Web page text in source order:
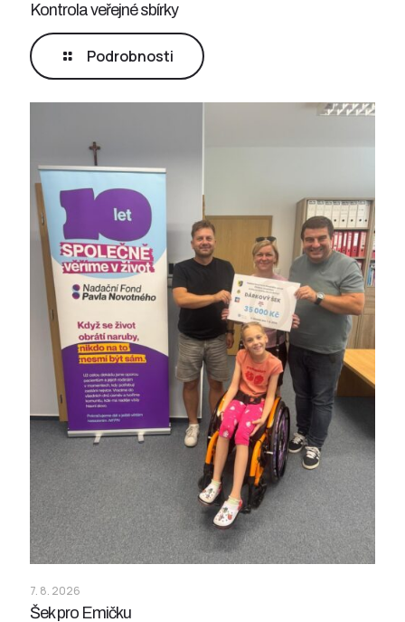
Kontrola veřejné sbírky
Podrobnosti
7. 8. 2026
Šek pro Emičku